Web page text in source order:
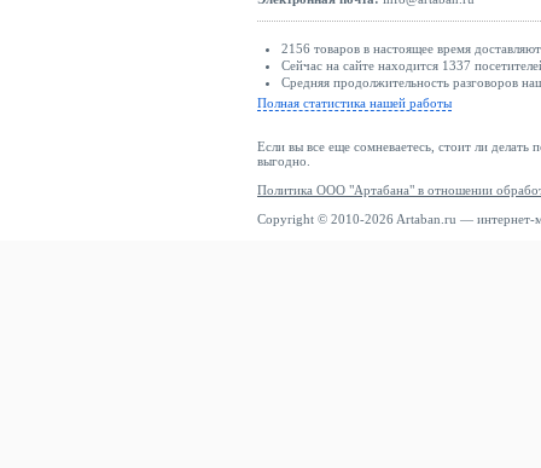
2156 товаров в настоящее время
Сейчас на сайте находится 1337
Средняя продолжительность разговоров
Полная статистика нашей работы
Если вы все еще сомневаетесь, стоит ли делать
выгодно.
Политика ООО "Артабана" в отношении
Copyright © 2010-2026 Artaban.ru — интернет-